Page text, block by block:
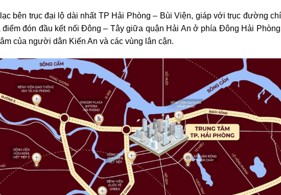
bên trục đại lộ dài nhất TP Hải Phòng – Bùi Viện, giáp với trục đường
đón đầu kết nối Đông – Tây giữa quận Hải An ở phía Đông Hải
của người dân Kiến An và các vùng lân cận.